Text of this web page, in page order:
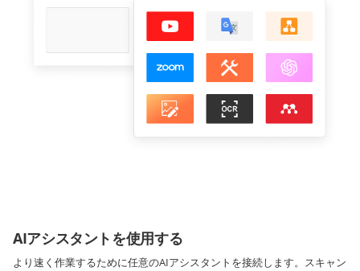
AIアシスタントを使用する
より速く作業するために任意のAIアシスタントを接続します。スキャン